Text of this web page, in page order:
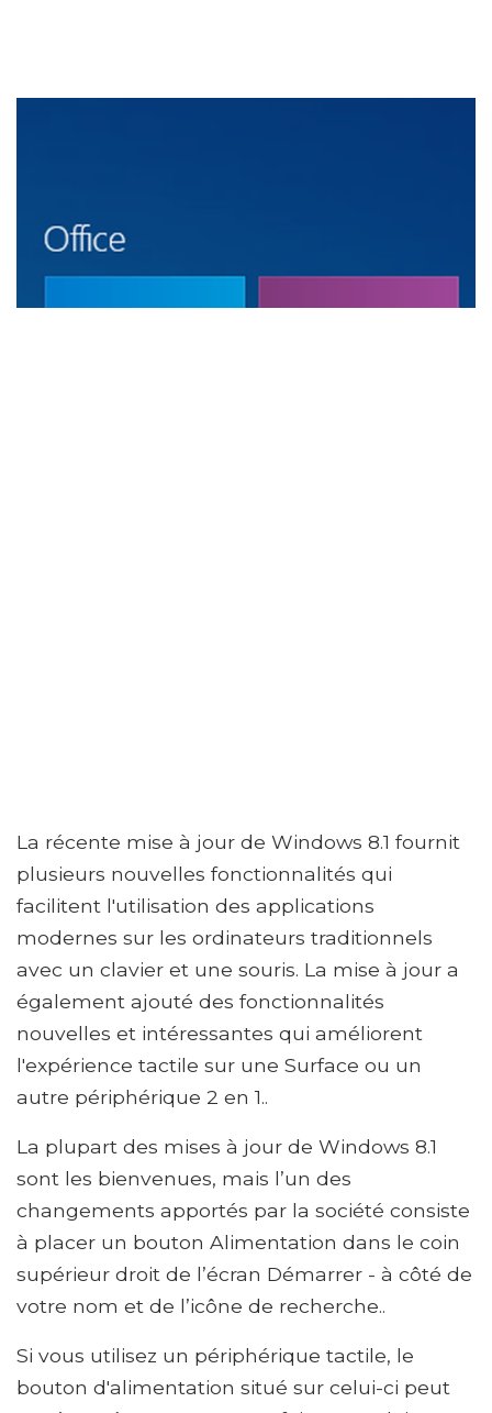
La récente mise à jour de Windows 8.1 fournit
plusieurs nouvelles fonctionnalités qui
facilitent l'utilisation des applications
modernes sur les ordinateurs traditionnels
avec un clavier et une souris. La mise à jour a
également ajouté des fonctionnalités
nouvelles et intéressantes qui améliorent
l'expérience tactile sur une Surface ou un
autre périphérique 2 en 1..
La plupart des mises à jour de Windows 8.1
sont les bienvenues, mais l’un des
changements apportés par la société consiste
à placer un bouton Alimentation dans le coin
supérieur droit de l’écran Démarrer - à côté de
votre nom et de l’icône de recherche..
Si vous utilisez un périphérique tactile, le
bouton d'alimentation situé sur celui-ci peut